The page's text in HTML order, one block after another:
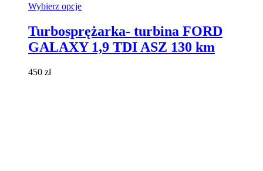
Wybierz opcjeTen
wiele
wariantów.
Turbosprężarka- turbina FORD
GALAXY 1,9 TDI ASZ 130 km
450 zł